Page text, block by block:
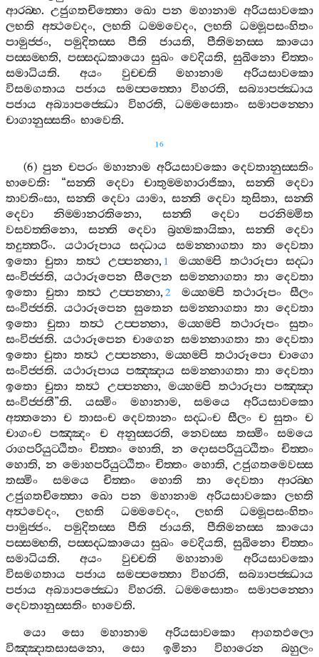
ආරබ‍්භ.උජුගතචිත‍්තො ඛො පන මහානාම අරියසාවකො
ලභති
අත්‍ථවෙදං,ලභති ධම‍්මවෙදං,ලභති
ධම‍්මූපසංහිතං
පාමුජ‍්ජං, පමුදිතස‍්ස පීති ජායති, පීතිමනස‍්ස
කායො
පස‍්සම‍්භති,පස‍්සද‍්ධකායො සුඛං වෙදියති, සුඛිනො චිත‍්තං
සමාධියති. අයං වුච‍්චති මහානාම
අරියසාවකො
විසමගතාය
පජාය සමප‍්පත‍්තො විහරති, සබ්‍යාපජ‍්ඣාය
පජාය
අබ්‍යාපජ‍්ඣො විහරති, ධම‍්මසොතං
සමාපන‍්නො
චාගානුස‍්සතිං භාවෙති.
16
(6) පුන චපරං මහානාම අරියසාවකො දෙවතානුස‍්සතිං
භාවෙති: “සන‍්ති දෙවා චාතුම‍්මහාරාජිකා,සන‍්ති
දෙවා
තාවතිංසා, සන‍්ති දෙවා යාමා,සන‍්ති දෙවා තුසිතා,සන‍්ති
දෙවා
නිම‍්මානරතිනො, සන‍්ති දෙවා
පරනිම‍්මිත
වසවත‍්තිනො,සන‍්ති දෙවා බ්‍රහ‍්මකායිකා, සන‍්ති
දෙවා
තදුත‍්තරිං. යථාරූපාය සද‍්ධාය සමන‍්නාගතා තා
දෙවතා
ඉතො චුතා තත්‍ථ උප‍්පන‍්නා, 1 මය‍්හම‍්පි තථාරූපා සද‍්ධා
සංවිජ‍්ජති, යථාරූපෙන සීලෙන සමන‍්නාගතා තා දෙවතා
ඉතො
චුතා තත්‍ථ උප‍්පන‍්නා, 2 මය‍්හම‍්පි තථාරූපං
සීලං
සංවිජ‍්ජති. යථාරූපෙන සුතෙන සමන‍්නාගතා තා දෙවතා
ඉතො
චුතා තත්‍ථ උප‍්පන‍්නා, මය‍්හම‍්පි තථාරූපං
සුතං
සංවිජ‍්ජති. යථාරූපෙන චාගෙන සමන‍්නාගතා තා දෙවතා
ඉතො චුතා තත්‍ථ උප‍්පන‍්නා,මය‍්හම‍්පි තථාරූපො චාගො
සංවිජ‍්ජති. යථාරූපාය පඤ‍්ඤාය සමන‍්නාගතා තා දෙවතා
ඉතො චුතා තත්‍ථ උප‍්පන‍්නා,මය‍්හම‍්පි තථාරූපා පඤ‍්ඤා
සංවිජ‍්ජතී”ති. යස‍්මිං මහානාම,සමයෙ
අරියසාවකො
අත‍්තනො ච තාසංච දෙවතානං සද‍්ධංච සීලං ච සුතං ච
චාගංච
පඤ‍්ඤං ච අනුස‍්සරති,නෙවස‍්ස තස‍්මිං
සමයෙ
රාගපරියුට‍්ඨිතං චිත‍්තං හොති, න දොසපරියුට‍්ඨිතං චිත‍්තං
හොති,න මොහපරියුට‍්ඨිතං චිත‍්තං හොති,උජුගතමෙවස‍්ස
තස‍්මිං
සමයෙ චිත‍්තං හොති තා දෙවතා
ආරබ‍්භ
උජුගතචිත‍්තො
ඛො පන මහානාම අරියසාවකො
ලභති
අත්‍ථවෙදං,ලභති ධම‍්මවෙදං, ලභති
ධම‍්මූපසංහිතං
පාමුජ‍්ජං. පමුදිතස‍්ස පීති ජායති, පීතිමනස‍්ස
කායො
පස‍්සම‍්භති,පස‍්සද‍්ධකායො සුඛං වෙදියති, සුඛිනො චිත‍්තං
සමාධියති. අයං වුච‍්චති මහානාම
අරියසාවකො
විසමගතාය
පජාය සමප‍්පත‍්තො විහරති, සබ්‍යාපජ‍්ඣාය
පජාය
අබ්‍යාපජ‍්ඣො විහරති. ධම‍්මසොතං
සමාපන‍්නො
දෙවතානුස‍්සතිං භාවෙති.
යො
සො මහානාම අරියසාවකො
ආගතඵලො
විඤ‍්ඤාතසාසනො,සො ඉමිනා විහාරෙන
බහුලං